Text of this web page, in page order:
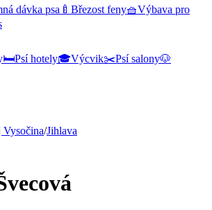
dávka psa 🍼 Březost feny🧺Výbava pro
🛏️Psí hotely🎓Výcvik✂️Psí salony🐶
/Jihlava